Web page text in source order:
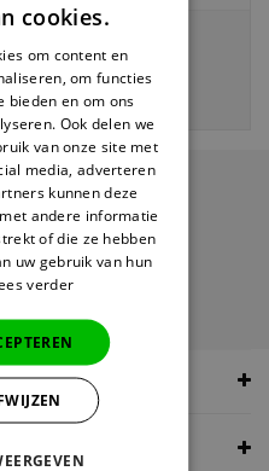
betalen via:
cookies.
om content en
om functies
bieden en om ons
Ook delen we
van onze site met
media, adverteren
kunnen deze
andere informatie
of die ze hebben
uw gebruik van hun
verder